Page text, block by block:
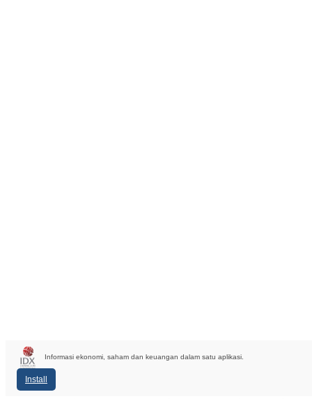
Informasi ekonomi, saham dan keuangan dalam satu aplikasi.
Install